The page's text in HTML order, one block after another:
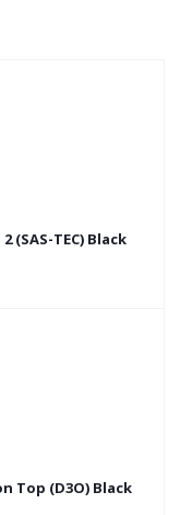
TEC) Black
Top (D3O) Black